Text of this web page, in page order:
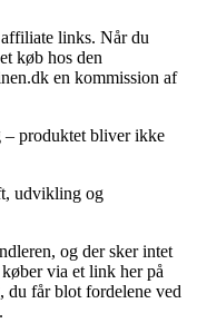
links. Når du
køb hos den
en kommission af
– produktet bliver ikke
udvikling og
og der sker intet
via et link her på
du får blot fordelene ved